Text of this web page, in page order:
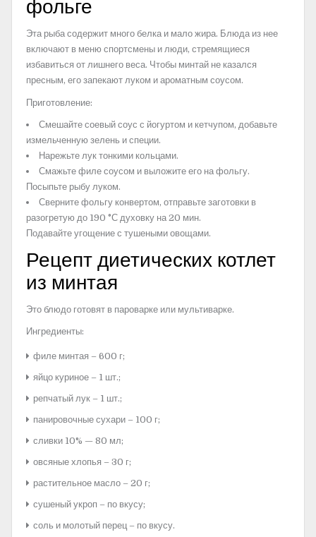
фольге
Эта рыба содержит много белка и мало жира. Блюда из нее
включают в меню спортсмены и люди, стремящиеся
избавиться от лишнего веса. Чтобы минтай не казался
пресным, его запекают луком и ароматным соусом.
Приготовление:
Смешайте соевый соус с йогуртом и кетчупом, добавьте
измельченную зелень и специи.
Нарежьте лук тонкими кольцами.
Смажьте филе соусом и выложите его на фольгу.
Посыпьте рыбу луком.
Сверните фольгу конвертом, отправьте заготовки в
разогретую до 190 °С духовку на 20 мин.
Подавайте угощение с тушеными овощами.
Рецепт диетических котлет
из минтая
Это блюдо готовят в пароварке или мультиварке.
Ингредиенты:
филе минтая – 600 г;
яйцо куриное – 1 шт.;
репчатый лук – 1 шт.;
панировочные сухари – 100 г;
сливки 10% — 80 мл;
овсяные хлопья – 30 г;
растительное масло – 20 г;
сушеный укроп – по вкусу;
соль и молотый перец – по вкусу.